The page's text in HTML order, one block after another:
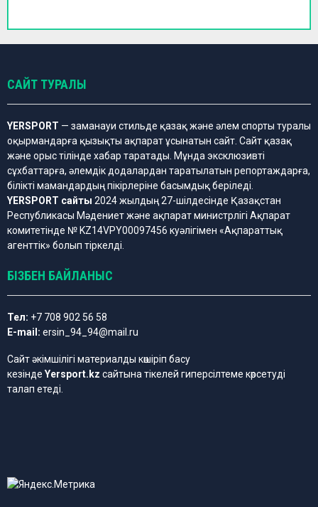
САЙТ ТУРАЛЫ
YERSPORT — заманауи стильде қазақ және әлем спорты туралы
оқырмандарға қызықты ақпарат ұсынатын сайт. Сайт қазақ
және орыс тілінде хабар таратады. Мұнда эксклюзивті
сұхбаттарға, әлемдік додалардан таратылатын репортаждарға,
білікті мамандардың пікірлеріне басымдық беріледі.
YERSPORT сайты 2024 жылдың 27-шілдесінде Қазақстан
Республикасы Мәдениет және ақпарат министрлігі Ақпарат
комитетінде № KZ14VPY00097456 куәлігімен «Ақпараттық
агенттік» болып тіркелді.
БІЗБЕН БАЙЛАНЫС
Тел: +7 708 902 56 58
E-mail: ersin_94_94@mail.ru
Сайт әкімшілігі материалды көшіріп басу
кезінде Yersport.kz сайтына тікелей гиперсілтеме көрсетуді
талап етеді.